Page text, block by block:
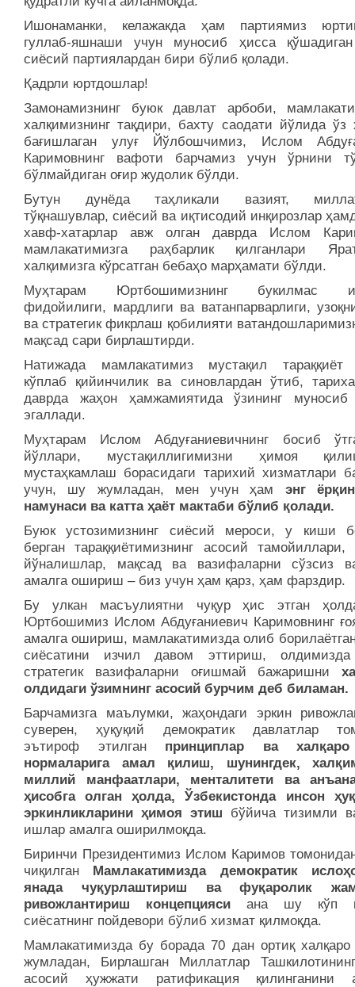
Ишонаманки, келажакда ҳам партиямиз
гуллаб-яшнаши учун муносиб ҳисса қўшадиган
сиёсий партиялардан бири бўлиб қолади.
Қадрли юртдошлар!
Замонамизнинг буюк давлат арбоби,
халқимизнинг тақдири, бахту саодати йўлида ўз
бағишлаган улуғ Йўлбошчимиз, Ислом
Каримовнинг вафоти барчамиз учун ўрнини
бўлмайдиган оғир жудолик бўлди.
Бутун дунёда таҳликали вазият,
тўқнашувлар, сиёсий ва иқтисодий инқирозлар
хавф-хатарлар авж олган даврда Ислом
мамлакатимизга раҳбарлик қилганлари
халқимизга кўрсатган бебаҳо марҳамати бўлди.
Муҳтарам Юртбошимизнинг букилмас
фидойилиги, мардлиги ва ватанпарварлиги,
ва стратегик фикрлаш қобилияти
мақсад сари бирлаштирди.
Натижада мамлакатимиз мустақил тараққиёт
кўплаб қийинчилик ва синовлардан ўтиб,
даврда жаҳон ҳамжамиятида ўзининг муносиб
эгаллади.
Муҳтарам Ислом Абдуғаниевичнинг босиб
йўллари, мустақиллигимизни ҳимоя
мустаҳкамлаш борасидаги тарихий хизматлари
учун, шу жумладан, мен учун ҳам энг
намунаси ва катта ҳаёт мактаби бўлиб қолади.
Буюк устозимизнинг сиёсий мероси, у киши
берган тараққиётимизнинг асосий тамойиллари,
йўналишлар, мақсад ва вазифаларни сўзсиз
амалга ошириш – биз учун ҳам қарз, ҳам фарздир.
Бу улкан масъулиятни чуқур ҳис этган
Юртбошимиз Ислом Абдуғаниевич Каримовнинг
амалга ошириш, мамлакатимизда олиб
сиёсатини изчил давом эттириш, олдимизда
стратегик вазифаларни оғишмай бажаришни
олдидаги ўзимнинг асосий бурчим деб биламан.
Барчамизга маълумки, жаҳондаги эркин
суверен, ҳуқуқий демок­ратик давлатлар
эътироф этилган принциплар ва
нормаларига амал қилиш, шунингдек,
миллий манфаатлари, менталитети ва
ҳисобга олган ҳолда, Ўзбекистонда инсон
эркинликларини ҳимоя этиш бўйича тизимли
ишлар амалга оширилмоқда.
Биринчи Президентимиз Ислом Каримов
чиқилган Мамлакатимизда демократик
янада чуқурлаштириш ва фуқаролик
ривожлантириш концепцияси ана шу кўп
сиёсатнинг пойдевори бўлиб хизмат қилмоқда.
Мамлакатимизда бу борада 70 дан ортиқ халқаро
жумладан, Бирлашган Миллатлар
асосий ҳужжати ратификация қилинганини